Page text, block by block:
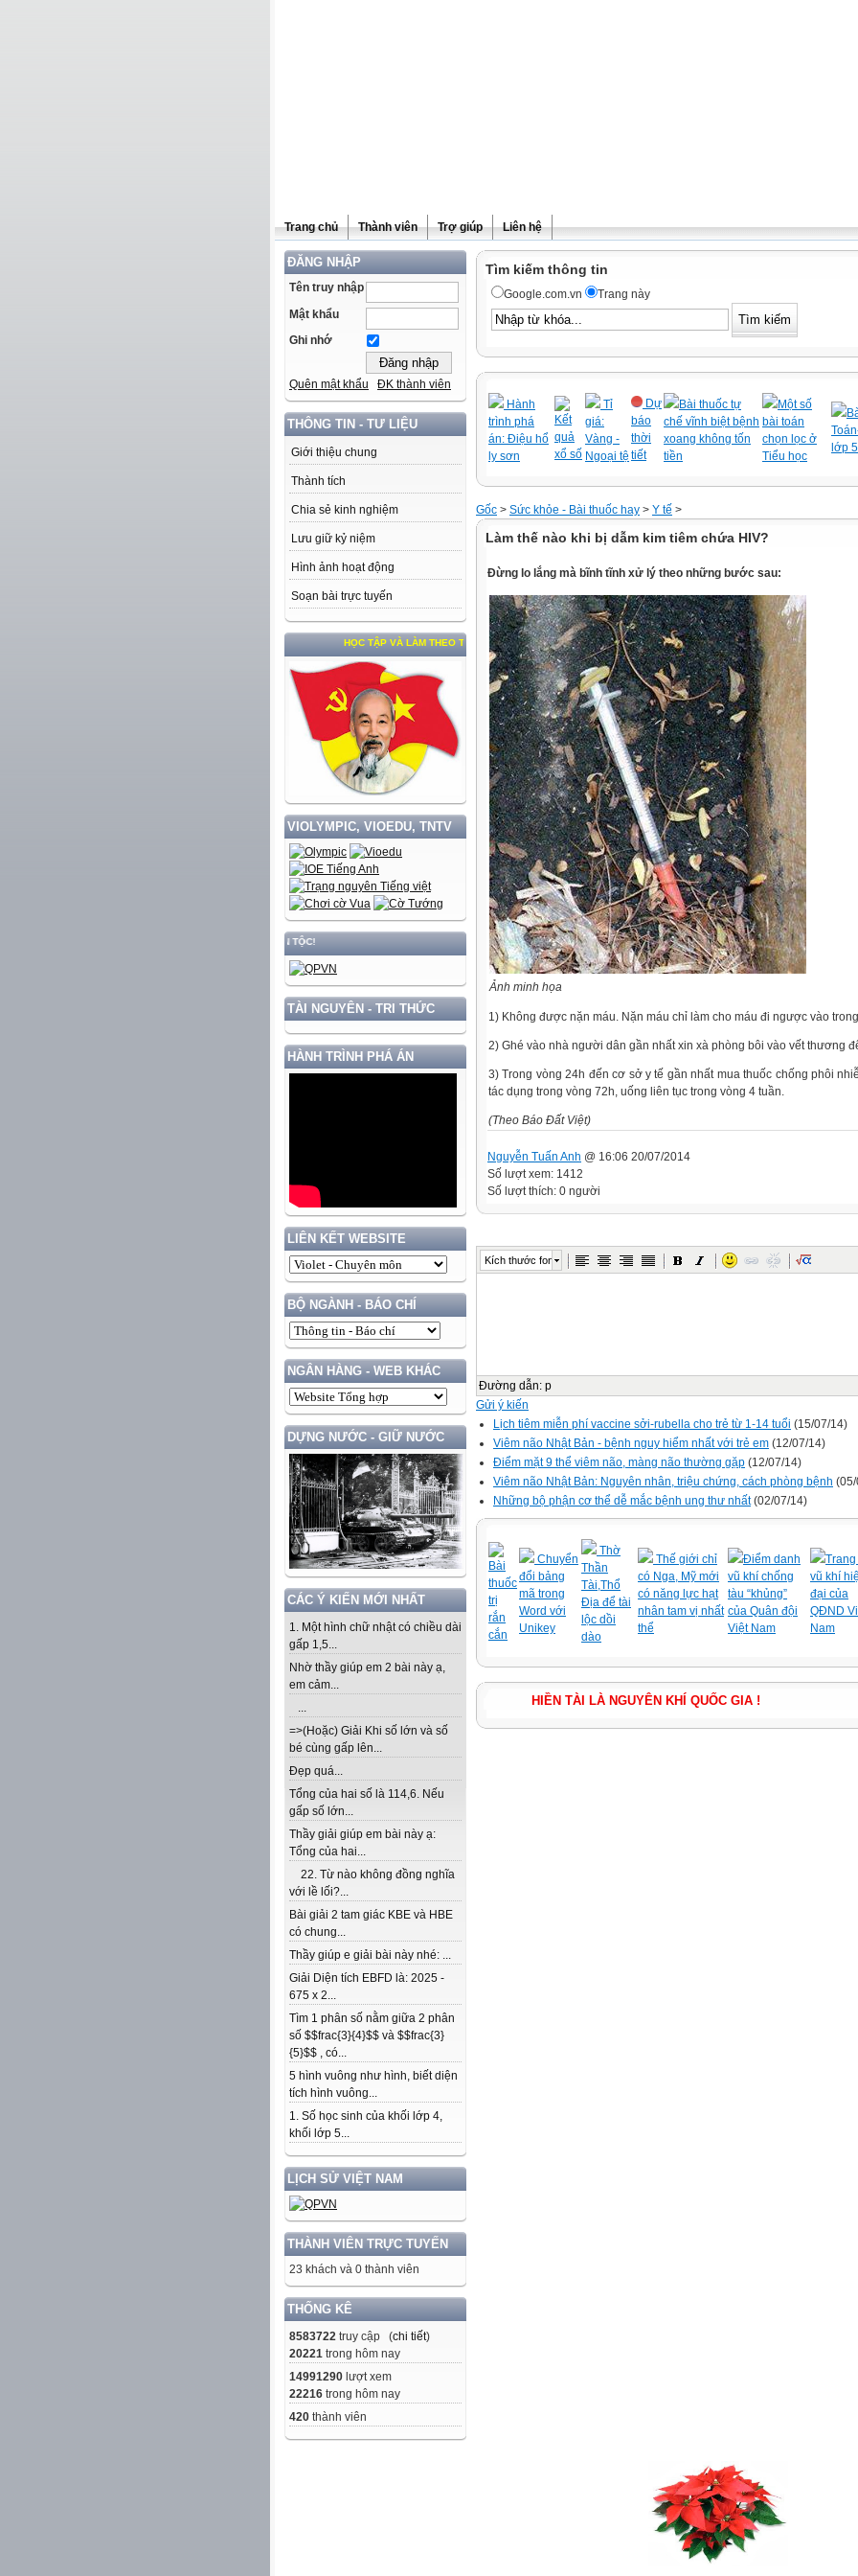
Trang chủ Thành viên Trợ giúp Liên hệ
ĐĂNG NHẬP
Tên truy nhập
Mật khẩu
Ghi nhớ
Quên mật khẩu ĐK thành viên
THÔNG TIN - TƯ LIỆU
Giới thiệu chung
Thành tích
Chia sẻ kinh nghiệm
Lưu giữ kỷ niệm
Hình ảnh hoạt động
Soạn bài trực tuyến
HỌC TẬP VÀ LÀM THEO TƯ TƯỞNG, ĐẠO ĐỨC, PHONG CÁCH HỒ CHÍ MINH
VIOLYMPIC, VIOEDU, TNTV
XÂY DỰNG VÀ PHÁT TRIỂN ĐẤT NƯỚC GẮN VỚI BẢO VỆ VỮNG CHẮC CHỦ QUYỀN
TÀI NGUYÊN - TRI THỨC
HÀNH TRÌNH PHÁ ÁN
LIÊN KẾT WEBSITE
BỘ NGÀNH - BÁO CHÍ
NGÂN HÀNG - WEB KHÁC
DỰNG NƯỚC - GIỮ NƯỚC
CÁC Ý KIẾN MỚI NHẤT
1. Một hình chữ nhật có chiều dài
gấp 1,5...
Nhờ thầy giúp em 2 bài này ạ,
em cảm...
...
=>(Hoặc) Giải Khi số lớn và số
bé cùng gấp lên...
Đẹp quá...
Tổng của hai số là 114,6. Nếu
gấp số lớn...
Thầy giải giúp em bài này ạ:
Tổng của hai...
22. Từ nào không đồng nghĩa
với lề lối?...
Bài giải 2 tam giác KBE và HBE
có chung...
Thầy giúp e giải bài này nhé: ...
Giải Diện tích EBFD là: 2025 -
675 x 2...
Tìm 1 phân số nằm giữa 2 phân
số $$frac{3}{4}$$ và $$frac{3}
{5}$$ , có...
5 hình vuông như hình, biết diện
tích hình vuông...
1. Số học sinh của khối lớp 4,
khối lớp 5...
LỊCH SỬ VIỆT NAM
THÀNH VIÊN TRỰC TUYẾN
23 khách và 0 thành viên
THỐNG KÊ
8583722 truy cập (chi tiết)
20221 trong hôm nay
14991290 lượt xem
22216 trong hôm nay
420 thành viên
Tìm kiếm thông tin
Google.com.vn Trang này
Hành
trình phá
án: Điệu hổ
ly sơn
Kết
quả
xổ số
Tỉ
giá:
Vàng -
Ngoại tệ
Dự
báo
thời
tiết
Bài thuốc tự
chế vĩnh biệt bệnh
xoang không tốn
tiền
Một số
bài toán
chọn lọc ở
Tiểu học
lớp
Gốc > Sức khỏe - Bài thuốc hay > Y tế >
Làm thế nào khi bị dẫm kim tiêm chứa HIV?
Đừng lo lắng mà bĩnh tĩnh xử lý theo những bước sau:
Ảnh minh họa
1) Không được nặn máu. Nặn máu chỉ làm cho máu đi ngược vào
2) Ghé vào nhà người dân gần nhất xin xà phòng bôi vào vết thương
3) Trong vòng 24h đến cơ sở y tế gần nhất mua thuốc chống phôi
tác dụng trong vòng 72h, uống liên tục trong vòng 4 tuần.
(Theo Báo Đất Việt)
Nguyễn Tuấn Anh @ 16:06 20/07/2014
Số lượt xem: 1412
Số lượt thích: 0 người
Kích thước font
Đường dẫn: p
Gửi ý kiến
Lịch tiêm miễn phí vaccine sởi-rubella cho trẻ từ 1-14 tuổi (15/07/14)
Viêm não Nhật Bản - bệnh nguy hiểm nhất với trẻ em (12/07/14)
Điểm mặt 9 thể viêm não, màng não thường gặp (12/07/14)
Viêm não Nhật Bản: Nguyên nhân, triệu chứng, cách phòng bệnh
Những bộ phận cơ thể dễ mắc bệnh ung thư nhất(02/07/14)
Bài
thuốc
trị
rắn
cắn
Chuyển
đổi bảng
mã trong
Word với
Unikey
Thờ
Thần
Tài,Thổ
Địa để tài
lộc dồi
dào
Thế giới chỉ
có Nga, Mỹ mới
có năng lực hạt
nhân tam vị nhất
thể
Điểm danh
vũ khí chống
tàu “khủng”
của Quân đội
Việt Nam
Trang
vũ khí
đại của
QĐND
Nam
HIỀN TÀI LÀ NGUYÊN KHÍ QUỐC GIA !